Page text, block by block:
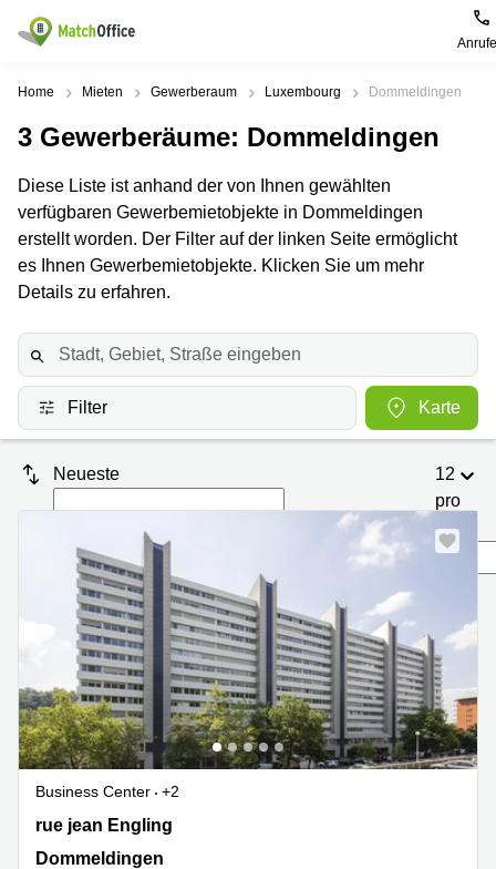
Mieten / Vermieten
Pages
produits
Bureau
Centre
d’affaires
Salles
de
réunion
Bureau
virtuel
Villes
Luxembourg
Esch-
sur-
Alzette
Bertrange
Sandweiler
Recherches
Сoworking
Luxembourg
Salle de
réunion
Coworking
Bertrange
Centre
Luxembourg
Bureaux
Esch-sur-
Alzette
Сoworking
Sandweiler
Bureaux
Esch-
sur-
Alzette
Bureaux
Sandweiler
Bureaux
Luxembourg
Hilfe
Über uns
Büro vermieten
Log-in
Sprache wählen
Luxembourg
Home Mieten Gewerberaum Luxembourg Dommeldingen
3 Gewerberäume: Dommeldingen
Diese Liste ist anhand der von Ihnen gewählten
verfügbaren Gewerbemietobjekte in Dommeldingen
erstellt worden. Der Filter auf der linken Seite ermöglicht
es Ihnen Gewerbemietobjekte. Klicken Sie um mehr
Details zu erfahren.
Filter Karte
Neueste
12
pro
Seite
Business Center
+2
2 rue jean Engling, Dommeldingen
rue jean Engling
Dommeldingen